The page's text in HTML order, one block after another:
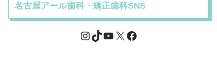
名古屋アール歯科・矯正歯科SNS